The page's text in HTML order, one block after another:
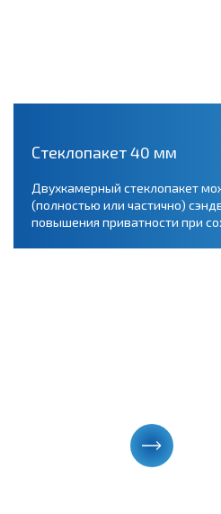
Стеклопакет 40 мм
Двухкамерный стеклопакет
(полностью или частично)
повышения приватности при